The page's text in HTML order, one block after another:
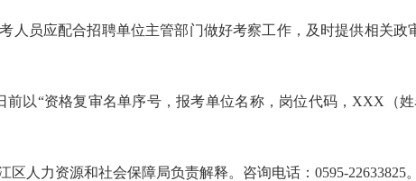
人员应配合招聘单位主管部门做好考察工作，及时提供相关
前以“资格复审名单序号，报考单位名称， 岗位代码， XXX （姓
区 人力资源和社会保障局负责解释。咨询电话： 0595-22633825。